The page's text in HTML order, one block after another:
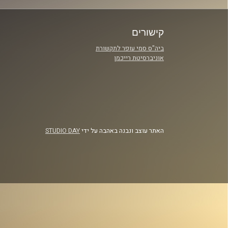
קישורים
ביה"ס סמי עופר לתקשורת
אוניברסיטת רייכמן
האתר עוצב ונבנה באהבה על ידיSTUDIO DAY